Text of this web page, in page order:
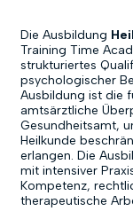
Die Ausbildung
Training Time
strukturiertes
psychologischer
Ausbildung ist die
amtsärztliche
Gesundheitsamt,
Heilkunde
erlangen. Die
mit intensiver
Kompetenz,
therapeutische